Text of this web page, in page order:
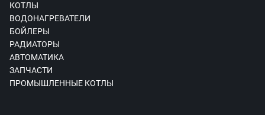
КОТЛЫ
ВОДОНАГРЕВАТЕЛИ
БОЙЛЕРЫ
РАДИАТОРЫ
АВТОМАТИКА
ЗАПЧАСТИ
ПРОМЫШЛЕННЫЕ КОТЛЫ